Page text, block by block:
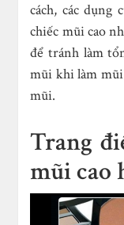
cách, các dụng
chiếc mũi cao
để tránh làm
mũi khi làm
mũi.
Trang
mũi cao